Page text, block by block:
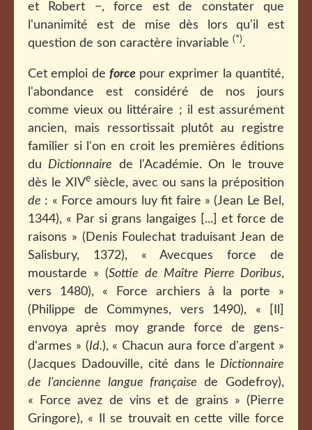
et Robert −, force est de constater que
l'unanimité est de mise dès lors qu'il est
question de son caractère invariable (*).
Cet emploi de forcepour exprimer la quantité,
l'abondance est considéré de nos jours
comme vieux ou littéraire ; il est assurément
ancien, mais ressortissait plutôt au registre
familier si l'on en croit les premières éditions
du Dictionnaire de l'Académie. On le trouve
dès le XIVesiècle, avec ou sans la préposition
de : « Force amours luy fit faire » (Jean Le Bel,
1344), « Par si grans langaiges [...] et force de
raisons » (Denis Foulechat traduisant Jean de
Salisbury, 1372), «Avecques force de
moustarde » (Sottie de Maître Pierre Doribus,
vers 1480), « Force archiers à la porte »
(Philippe de Commynes, vers 1490), « [Il]
envoya après moy grande force de gens-
d'armes » (Id.), « Chacun aura force d'argent »
(Jacques Dadouville, cité dans le Dictionnaire
de l'ancienne langue française
de Godefroy),
« Force avez de vins et de grains » (Pierre
Gringore), « Il se trouvait en cette ville force